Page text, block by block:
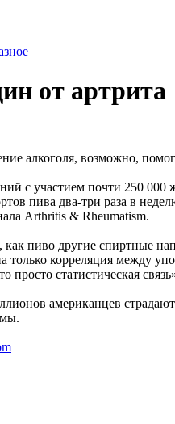
от артрита
алкоголя, возможно,
с участием почти 250
пива два-три раза в
Arthritis & Rheumatism.
как пиво другие спиртные
корреляция между
статистическая
американцев